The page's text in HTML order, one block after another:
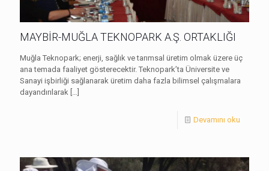
MAYBİR-MUĞLA TEKNOPARK A.Ş. ORTAKLIĞI
Muğla Teknopark; enerji, sağlık ve tarımsal üretim olmak üzere üç
ana temada faaliyet gösterecektir. Teknopark’ta Üniversite ve
Sanayi işbirliği sağlanarak üretim daha fazla bilimsel çalışmalara
dayandırılarak […]
Devamını oku